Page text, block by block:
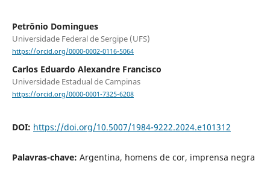
Petrônio Domingues
Universidade Federal de Sergipe (UFS)
https://orcid.org/0000-0002-0116-5064
Carlos Eduardo Alexandre Francisco
Universidade Estadual de Campinas
https://orcid.org/0000-0001-7325-6208
DOI: https://doi.org/10.5007/1984-9222.2024.e101312
Palavras-chave: Argentina, homens de cor, imprensa negra